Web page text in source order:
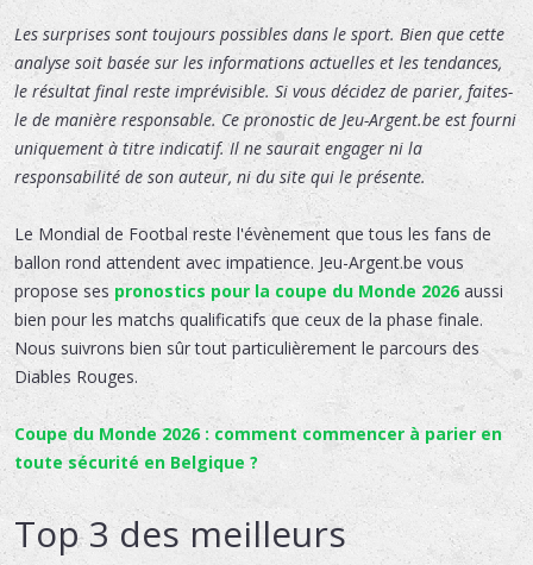
Les surprises sont toujours possibles dans le sport. Bien que cette
analyse soit basée sur les informations actuelles et les tendances,
le résultat final reste imprévisible. Si vous décidez de parier, faites-
le de manière responsable. Ce pronostic de Jeu-Argent.be est fourni
uniquement à titre indicatif. Il ne saurait engager ni la
responsabilité de son auteur, ni du site qui le présente.
Le Mondial de Footbal reste l'évènement que tous les fans de
ballon rond attendent avec impatience. Jeu-Argent.be vous
propose ses pronostics pour la coupe du Monde 2026aussi
bien pour les matchs qualificatifs que ceux de la phase finale.
Nous suivrons bien sûr tout particulièrement le parcours des
Diables Rouges.
Coupe du Monde 2026 : comment commencer à parier en
toute sécurité en Belgique ?
Top 3 des meilleurs